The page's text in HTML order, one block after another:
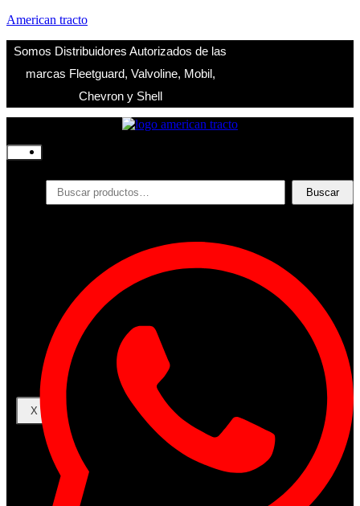
American tracto
Somos Distribuidores Autorizados de las
marcas Fleetguard, Valvoline, Mobil,
Chevron y Shell
Productos
Filtros
Contacto
Acceder
Iniciar Sesion
Registro
Restablecer la contraseña
X
Buscar